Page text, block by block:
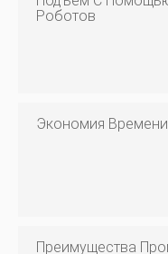
Роботов
Экономия
Преимущества